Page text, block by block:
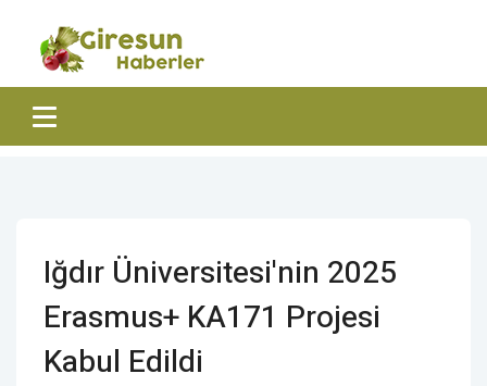
Iğdır Üniversitesi'nin 2025
Erasmus+ KA171 Projesi
Kabul Edildi